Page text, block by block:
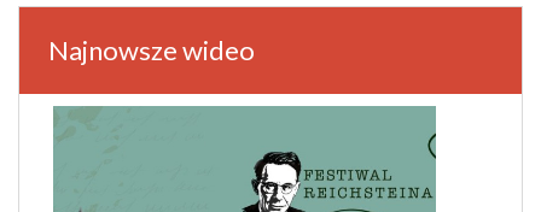
Najnowsze wideo